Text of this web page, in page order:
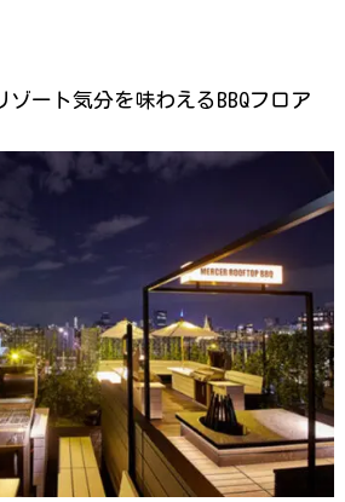
ート気分を味わえるBBQフロア